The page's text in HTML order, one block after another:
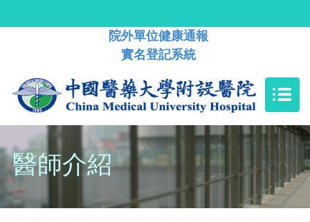
院外單位健康通報
實名登記系統
醫師介紹